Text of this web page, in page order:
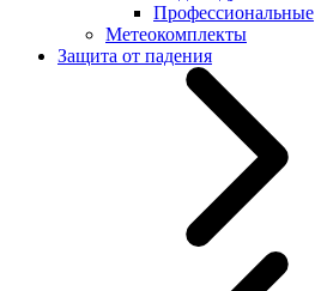
Профессиональные
Метеокомплекты
Защита от падения